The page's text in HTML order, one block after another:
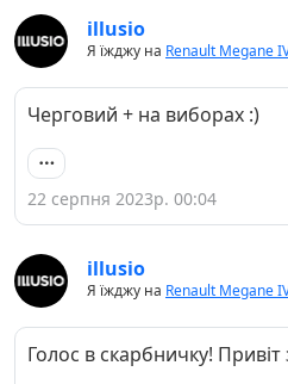
illusio
Я їжджу на Renault Megane
Черговий + на виборах :)
22 серпня 2023р. 00:04
illusio
Я їжджу на Renault Megane
Голос в скарбничку!